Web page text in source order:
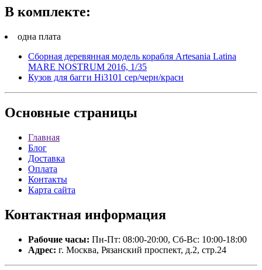
В комплекте:
одна плата
Сборная деревянная модель корабля Artesania Latina
MARE NOSTRUM 2016, 1/35
Кузов для багги Hi3101 сер/черн/красн
Основные страницы
Главная
Блог
Доставка
Оплата
Контакты
Карта сайта
Контактная информация
Рабочие часы: Пн-Пт: 08:00-20:00, Сб-Вс: 10:00-18:00
Адрес: г. Москва, Рязанский проспект, д.2, стр.24